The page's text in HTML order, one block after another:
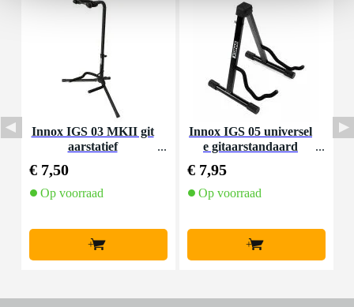
Innox IGS 03 MKII git
aarstatief
€ 7,50
Op voorraad
+
Innox IGS 05 universel
e gitaarstandaard
€ 7,95
Op voorraad
+